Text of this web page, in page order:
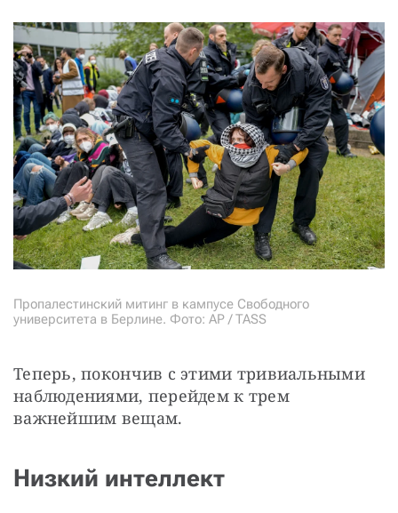
Пропалестинский митинг в кампусе Свободного
университета в Берлине. Фото: AP / TASS
Теперь, покончив с этими тривиальными
наблюдениями, перейдем к трем
важнейшим вещам.
Низкий интеллект